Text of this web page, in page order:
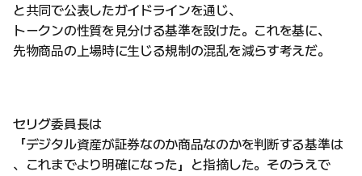
と共同で公表したガイドラインを通じ、
トークンの性質を見分ける基準を設けた。これを基に、
先物商品の上場時に生じる規制の混乱を減らす考えだ。
セリグ委員長は
「デジタル資産が証券なのか商品なのかを判断する基準は
、これまでより明確になった」と指摘した。そのうえで